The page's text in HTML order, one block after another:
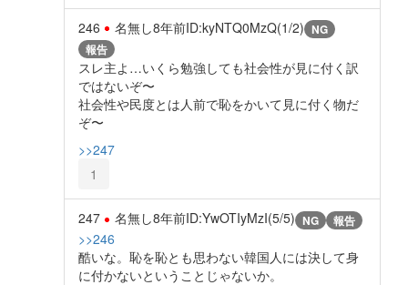
246 名無し8年前ID:kyNTQ0MzQ(1/2) NG
報告
スレ主よ…いくら勉強しても社会性が見に付く訳
ではないぞ〜
社会性や民度とは人前で恥をかいて見に付く物だ
ぞ〜
>>247
1
247 名無し8年前ID:YwOTIyMzI(5/5) NG 報告
>>246
酷いな。恥を恥とも思わない韓国人には決して身
に付かないということじゃないか。